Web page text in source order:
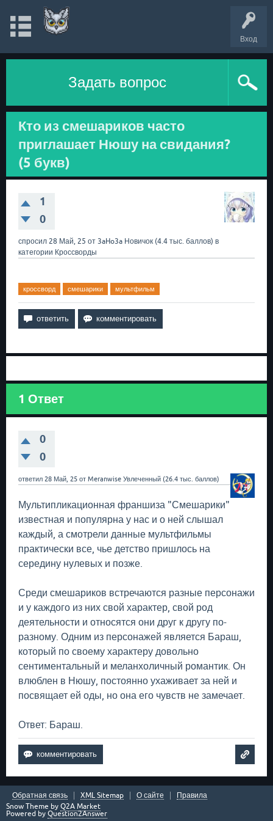
Вход
Задать вопрос
Кто из смешариков часто
приглашает Нюшу на свидания?
(5 букв)
1
0
спросил 28 Май, 25 от 3aHo3a Новичок (4.4 тыс. баллов) в
категории Кроссворды
кроссворд смешарики мультфильм
1 Ответ
0
0
ответил 28 Май, 25 от Meranwise Увлеченный (26.4 тыс. баллов)
Мультипликационная франшиза "Смешарики"
известная и популярна у нас и о ней слышал
каждый, а смотрели данные мультфильмы
практически все, чье детство пришлось на
середину нулевых и позже.
Среди смешариков встречаются разные персонажи
и у каждого из них свой характер, свой род
деятельности и относятся они друг к другу по-
разному. Одним из персонажей является Бараш,
который по своему характеру довольно
сентиментальный и меланхоличный романтик. Он
влюблен в Нюшу, постоянно ухаживает за ней и
посвящает ей оды, но она его чувств не замечает.
Ответ: Бараш.
Обратная связь XML Sitemap О сайте
Правила
Snow Theme by Q2A Market
Powered by Question2Answer